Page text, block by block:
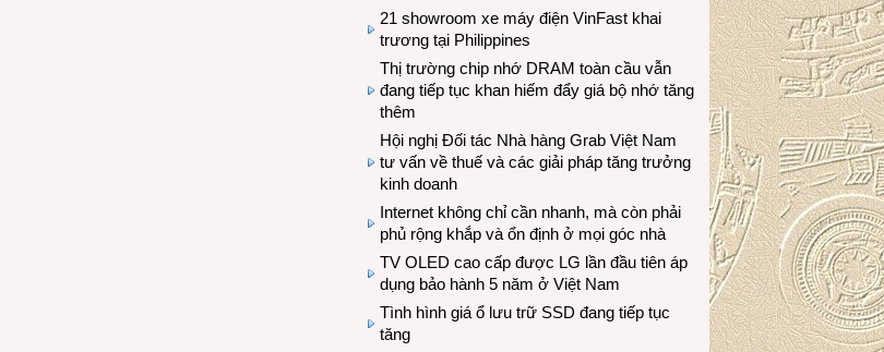
21 showroom xe máy điện VinFast khai
trương tại Philippines
Thị trường chip nhớ DRAM toàn cầu vẫn
đang tiếp tục khan hiếm đẩy giá bộ nhớ tăng
thêm
Hội nghị Đối tác Nhà hàng Grab Việt Nam
tư vấn về thuế và các giải pháp tăng trưởng
kinh doanh
Internet không chỉ cần nhanh, mà còn phải
phủ rộng khắp và ổn định ở mọi góc nhà
TV OLED cao cấp được LG lần đầu tiên áp
dụng bảo hành 5 năm ở Việt Nam
Tình hình giá ổ lưu trữ SSD đang tiếp tục
tăng